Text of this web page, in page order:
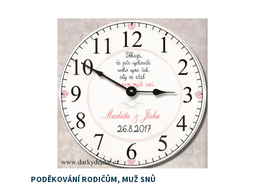
Dostupnost: Skladem
PODĚKOVÁNÍ RODIČŮM, MUŽ SNŮ